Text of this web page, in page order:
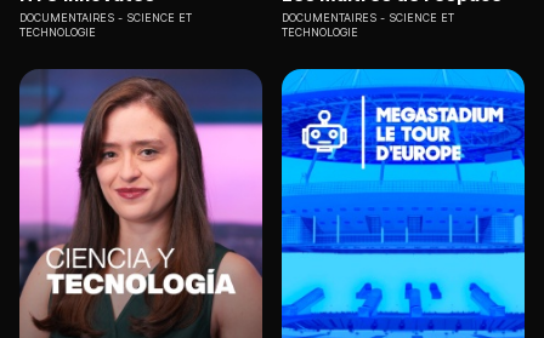
DOCUMENTAIRES
SCIENCE ET
TECHNOLOGIE
DOCUMENTAIRES
SCIENCE ET
TECHNOLOGIE